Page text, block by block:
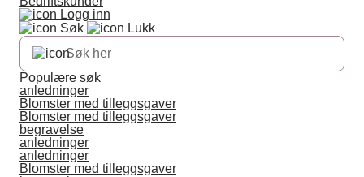
Logg inn
Søk
Lukk
Populære søk
anledninger
Blomster med tilleggsgaver
Blomster med tilleggsgaver
begravelse
anledninger
anledninger
Blomster med tilleggsgaver